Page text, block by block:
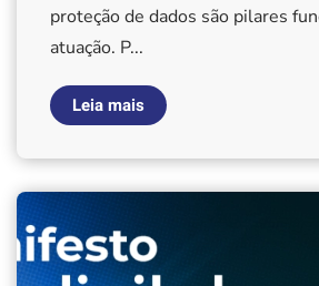
proteção de dados são pilares
atuação. P...
Leia mais